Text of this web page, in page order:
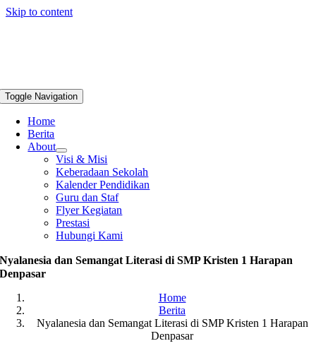
Skip to content
Toggle Navigation
Home
Berita
About
Visi & Misi
Keberadaan Sekolah
Kalender Pendidikan
Guru dan Staf
Flyer Kegiatan
Prestasi
Hubungi Kami
Nyalanesia dan Semangat Literasi di SMP Kristen 1 Harapan
Denpasar
Home
Berita
Nyalanesia dan Semangat Literasi di SMP Kristen 1 Harapan
Denpasar